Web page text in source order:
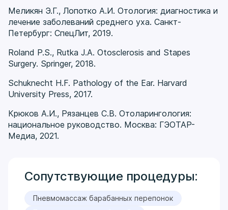
Меликян Э.Г., Лопотко А.И. Отология: диагностика и
лечение заболеваний среднего уха. Санкт-
Петербург: СпецЛит, 2019.
Roland P.S., Rutka J.A. Otosclerosis and Stapes
Surgery. Springer, 2018.
Schuknecht H.F. Pathology of the Ear. Harvard
University Press, 2017.
Крюков А.И., Рязанцев С.В. Отоларингология:
национальное руководство. Москва: ГЭОТАР-
Медиа, 2021.
Сопутствующие процедуры:
Пневмомассаж барабанных перепонок